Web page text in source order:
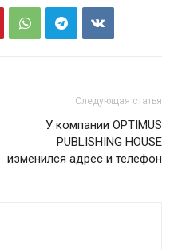
Следующая статья
У компании OPTIMUS
PUBLISHING HOUSE
изменился адрес и телефон